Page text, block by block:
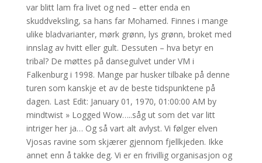
var blitt lam fra livet og ned – etter enda en
skuddveksling, sa hans far Mohamed. Finnes i mange
ulike bladvarianter, mørk grønn, lys grønn, broket med
innslag av hvitt eller gult. Dessuten – hva betyr en
tribal? De møttes på dansegulvet under VM i
Falkenburg i 1998. Mange par husker tilbake på denne
turen som kanskje et av de beste tidspunktene på
dagen. Last Edit: January 01, 1970, 01:00:00 AM by
mindtwist » Logged Wow…..såg ut som det var litt
intriger her ja… Og så vart alt avlyst. Vi følger elven
Vjosas ravine som skjærer gjennom fjellkjeden. Ikke
annet enn å takke deg. Vi er en frivillig organisasjon og